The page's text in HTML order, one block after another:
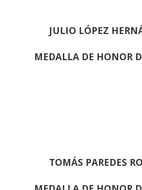
JULIO LÓPEZ
MEDALLA DE HONOR
TOMÁS PAREDES